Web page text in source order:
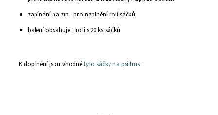
zapínání na zip - pro naplnění rolí sáčků
balení obsahuje 1 roli s 20 ks sáčků
K doplnění jsou vhodnétyto sáčky na psí trus.